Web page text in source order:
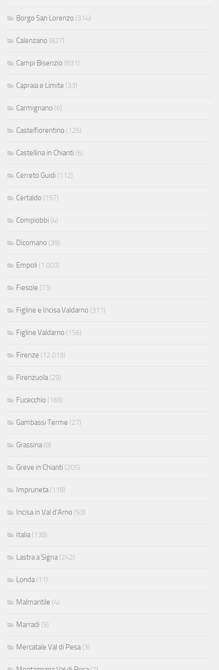
Borgo San Lorenzo (314)
Calenzano (827)
Campi Bisenzio (831)
Capraia e Limite (33)
Carmignano (6)
Castelfiorentino (125)
Castellina in Chianti (6)
Cerreto Guidi (112)
Certaldo (157)
Compiobbi (4)
Dicomano (39)
Empoli (1.003)
Fiesole (73)
Figline e Incisa Valdarno (311)
Figline Valdarno (156)
Firenze (12.019)
Firenzuola(29)
Fucecchio (169)
Gambassi Terme (27)
Grassina(8)
Greve in Chianti (205)
Impruneta(118)
Incisa in Val d'Arno (53)
Italia(138)
Lastra a Signa(242)
Londa(11)
Malmantile (4)
Marradi (5)
Mercatale Val di Pesa(3)